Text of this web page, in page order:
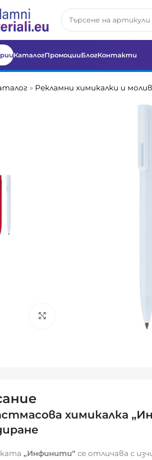
КаталогПромоцииБлогКонтакти
» Рекламни химикалки и
химикалка
„Инфинити“ се отличава с